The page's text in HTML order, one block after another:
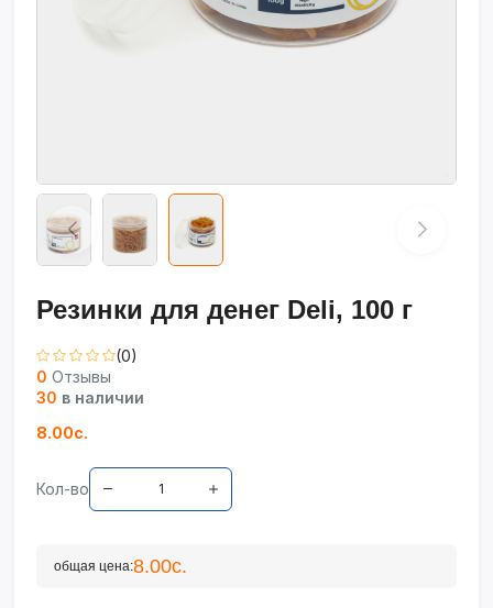
Резинки для денег Deli, 100 г
(0)
0 Отзывы
30 в наличии
8.00с.
Кол-во
общая цена:8.00с.